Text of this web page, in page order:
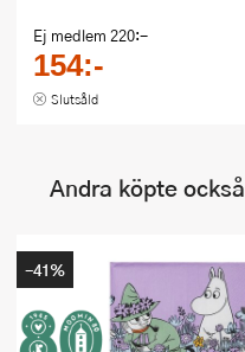
Ej medlem 220:-
154:-
Slutsåld
Andra köpte också
-41%